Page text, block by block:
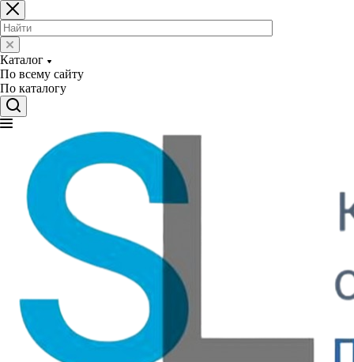
Каталог
По всему сайту
По каталогу